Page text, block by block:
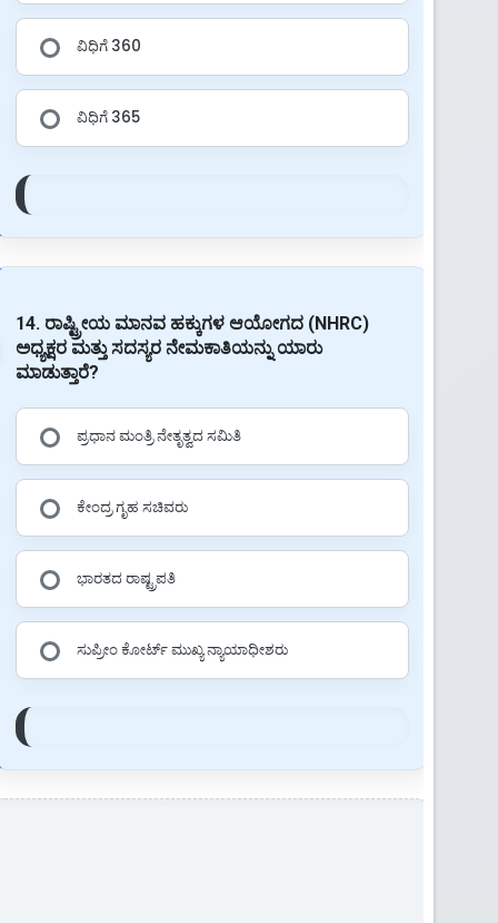
ವಿಧಿಗೆ 360
ವಿಧಿಗೆ 365
14. ರಾಷ್ಟ್ರೀಯ ಮಾನವ ಹಕ್ಕುಗಳ ಆಯೋಗದ (NHRC)
ಅಧ್ಯಕ್ಷರ ಮತ್ತು ಸದಸ್ಯರ ನೇಮಕಾತಿಯನ್ನು ಯಾರು
ಮಾಡುತ್ತಾರೆ?
ಪ್ರಧಾನ ಮಂತ್ರಿ ನೇತೃತ್ವದ ಸಮಿತಿ
ಕೇಂದ್ರ ಗೃಹ ಸಚಿವರು
ಭಾರತದ ರಾಷ್ಟ್ರಪತಿ
ಸುಪ್ರೀಂ ಕೋರ್ಟ್ ಮುಖ್ಯ ನ್ಯಾಯಾಧೀಶರು